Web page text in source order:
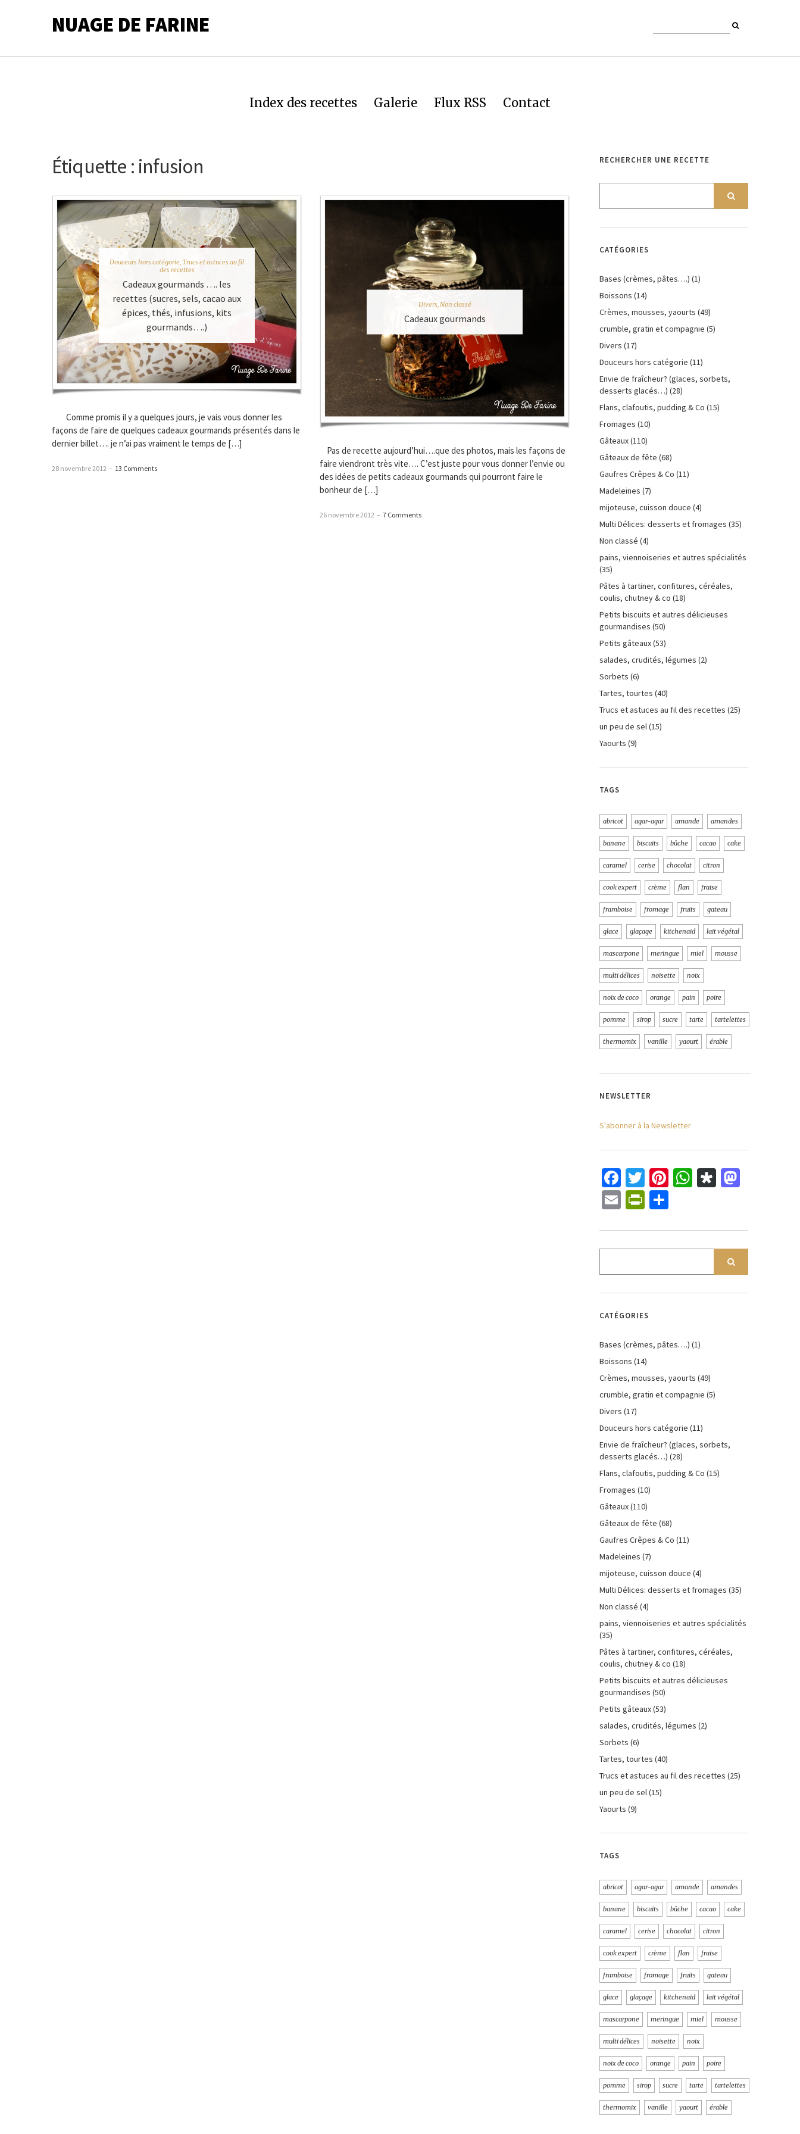
NUAGE DE FARINE
Index des recettes Galerie Flux RSS Contact
Étiquette : infusion
Douceurs hors catégorie,Trucs et astuces au fil
des recettes
Cadeaux gourmands …. les
recettes (sucres, sels, cacao aux
épices, thés, infusions, kits
gourmands….)
Comme promis il y a quelques jours, je vais vous donner les
façons de faire de quelques cadeaux gourmands présentés dans le
dernier billet…. je n’ai pas vraiment le temps de […]
28 novembre 2012 – 13 Comments
Divers,Non classé
Cadeaux gourmands
Pas de recette aujourd’hui….que des photos, mais les façons de
faire viendront très vite…. C’est juste pour vous donner l’envie ou
des idées de petits cadeaux gourmands qui pourront faire le
bonheur de […]
26 novembre 2012 – 7 Comments
RECHERCHER UNE RECETTE
CATÉGORIES
Bases (crèmes, pâtes….) (1)
Boissons (14)
Crèmes, mousses, yaourts (49)
crumble, gratin et compagnie (5)
Divers (17)
Douceurs hors catégorie (11)
Envie de fraîcheur? (glaces, sorbets,
desserts glacés…) (28)
Flans, clafoutis, pudding & Co (15)
Fromages (10)
Gâteaux(110)
Gâteaux de fête (68)
Gaufres Crêpes & Co (11)
Madeleines (7)
mijoteuse, cuisson douce (4)
Multi Délices: desserts et fromages (35)
Non classé (4)
pains, viennoiseries et autres spécialités
(35)
Pâtes à tartiner, confitures, céréales,
coulis, chutney & co (18)
Petits biscuits et autres délicieuses
gourmandises (50)
Petits gâteaux(53)
salades, crudités, légumes (2)
Sorbets (6)
Tartes, tourtes (40)
Trucs et astuces au fil des recettes (25)
un peu de sel(15)
Yaourts (9)
TAGS
abricot agar-agar amande amandes
banane biscuits bûche cacao cake
caramel cerise chocolat citron
cook expert crème flan fraise
framboise fromage fruits gateau
glace glaçage kitchenaid lait végétal
mascarpone meringue miel mousse
multi délices noisette noix
noix de coco orange pain poire
pomme sirop sucre tarte tartelettes
thermomix vanille yaourt érable
NEWSLETTER
S'abonner à la Newsletter
Facebook
Twitter
Pinterest
WhatsApp
Diaspora
EmailPrintFriendly
CATÉGORIES
Bases (crèmes, pâtes….) (1)
Boissons (14)
Crèmes, mousses, yaourts (49)
crumble, gratin et compagnie (5)
Divers (17)
Douceurs hors catégorie (11)
Envie de fraîcheur? (glaces, sorbets,
desserts glacés…) (28)
Flans, clafoutis, pudding & Co (15)
Fromages (10)
Gâteaux(110)
Gâteaux de fête (68)
Gaufres Crêpes & Co (11)
Madeleines (7)
mijoteuse, cuisson douce (4)
Multi Délices: desserts et fromages (35)
Non classé (4)
pains, viennoiseries et autres spécialités
(35)
Pâtes à tartiner, confitures, céréales,
coulis, chutney & co (18)
Petits biscuits et autres délicieuses
gourmandises (50)
Petits gâteaux(53)
salades, crudités, légumes (2)
Sorbets (6)
Tartes, tourtes (40)
Trucs et astuces au fil des recettes (25)
un peu de sel(15)
Yaourts (9)
TAGS
abricot agar-agar amande amandes
banane biscuits bûche cacao cake
caramel cerise chocolat citron
cook expert crème flan fraise
framboise fromage fruits gateau
glace glaçage kitchenaid lait végétal
mascarpone meringue miel mousse
multi délices noisette noix
noix de coco orange pain poire
pomme sirop sucre tarte tartelettes
thermomix vanille yaourt érable